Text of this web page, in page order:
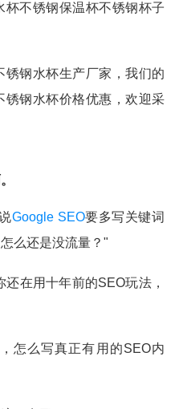
不锈钢保温杯不锈钢杯子
钢水杯生产厂家，我们的
钢水杯价格优惠，欢迎采
Google SEO要多写关键词
么还是没流量？"
在用十年前的SEO玩法，
怎么写真正有用的SEO内